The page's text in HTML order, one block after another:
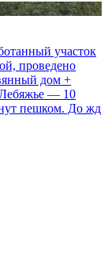
участок
проведено
дом +
Лебяжье — 10
пешком. До жд